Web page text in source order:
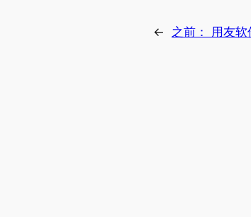
← 之前： 用友